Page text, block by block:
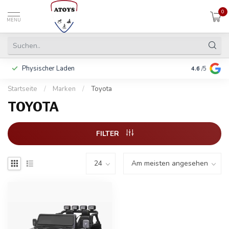
MENU
0
Physischer Laden In 3 Raten
4.6 /5
Startseite / Marken / Toyota
TOYOTA
FILTER